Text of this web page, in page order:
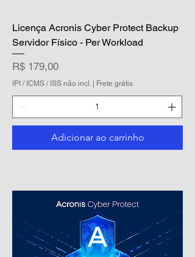
Licença Acronis Cyber Protect Backup
Servidor Físico - Per Workload
Preço
R$ 179,00
IPI / ICMS / ISS não incl.| Frete grátis
Adicionar ao carrinho